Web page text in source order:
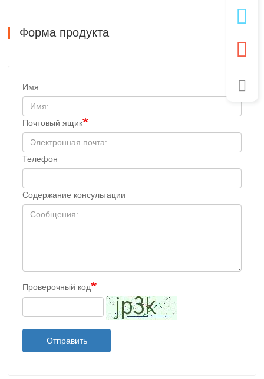
Форма продукта
Имя
Почтовый ящик
Телефон
Содержание консультации
Проверочный код
Отправить